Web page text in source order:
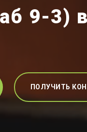
9-3)
ПОЛУЧИТЬ